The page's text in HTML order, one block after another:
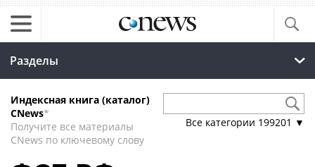
Разделы
Индексная книга (каталог)
CNews*
Получите все материалы
CNews по ключевому слову
Все категории 199201 ▼